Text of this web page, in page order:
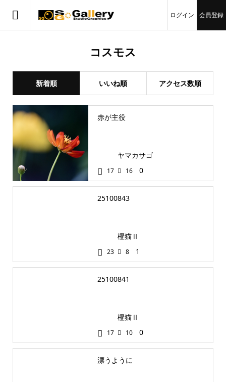
ログイン 会員登録
コスモス
新着順 いいね順 アクセス数順
赤が主役
ヤマカサゴ
17 16 0
25100843
橙猫Ⅱ
23 8 1
25100841
橙猫Ⅱ
17 10 0
漂うように